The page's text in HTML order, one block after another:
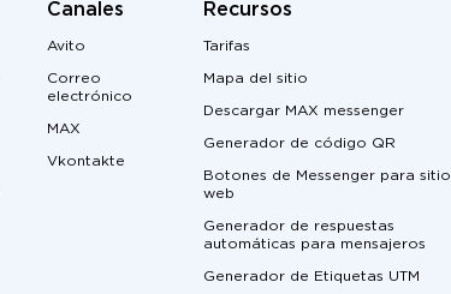
Canales
Avito
Correo
electrónico
MAX
Vkontakte
Recursos
Tarifas
Mapa del sitio
Descargar MAX messenger
Generador de código QR
Botones de Messenger para sitio
web
Generador de respuestas
automáticas para mensajeros
Generador de Etiquetas UTM